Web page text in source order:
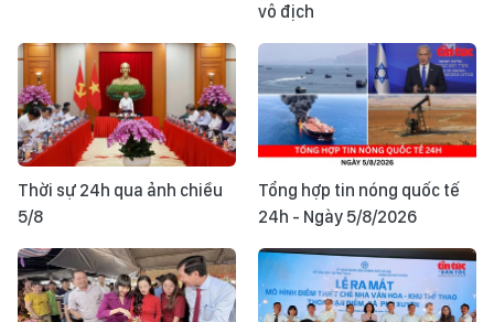
vô địch
Thời sự 24h qua ảnh chiều
5/8
Tổng hợp tin nóng quốc tế
24h - Ngày 5/8/2026